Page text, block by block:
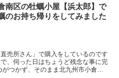
南区の牡蠣小屋【浜太郎】で
のお持ち帰りをしてみました
売所さん」で購入をしているのです
、伺った日はちょうど残念な事に完
つかず、そのまま北九州市小倉南